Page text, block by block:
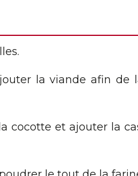
la viande afin de
cocotte et ajouter la